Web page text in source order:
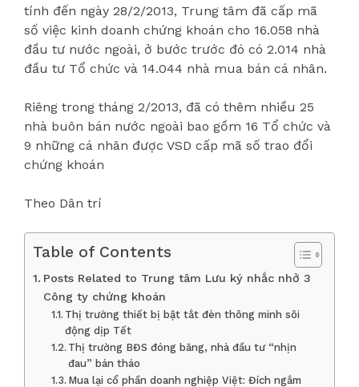
tính đến ngày 28/2/2013, Trung tâm đã cấp mã
số việc kinh doanh chứng khoán cho 16.058 nhà
đầu tư nước ngoài, ở bước trước đó có 2.014 nhà
đầu tư Tổ chức và 14.044 nhà mua bán cá nhân.
Riêng trong tháng 2/2013, đã có thêm nhiều 25
nhà buôn bán nước ngoài bao gồm 16 Tổ chức và
9 những cá nhân được VSD cấp mã số trao đổi
chứng khoán
Theo Dân trí
Table of Contents
Posts Related to Trung tâm Lưu ký nhắc nhở 3
Công ty chứng khoán
Thị trường thiết bị bật tắt đèn thông minh sôi
động dịp Tết
Thị trường BĐS đóng băng, nhà đầu tư “nhịn
đau” bán tháo
Mua lại cổ phần doanh nghiệp Việt: Đích ngắm